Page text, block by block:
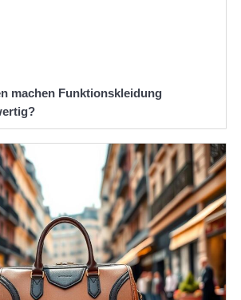
machen Funktionskleidung